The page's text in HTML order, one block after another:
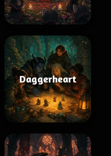
Daggerheart